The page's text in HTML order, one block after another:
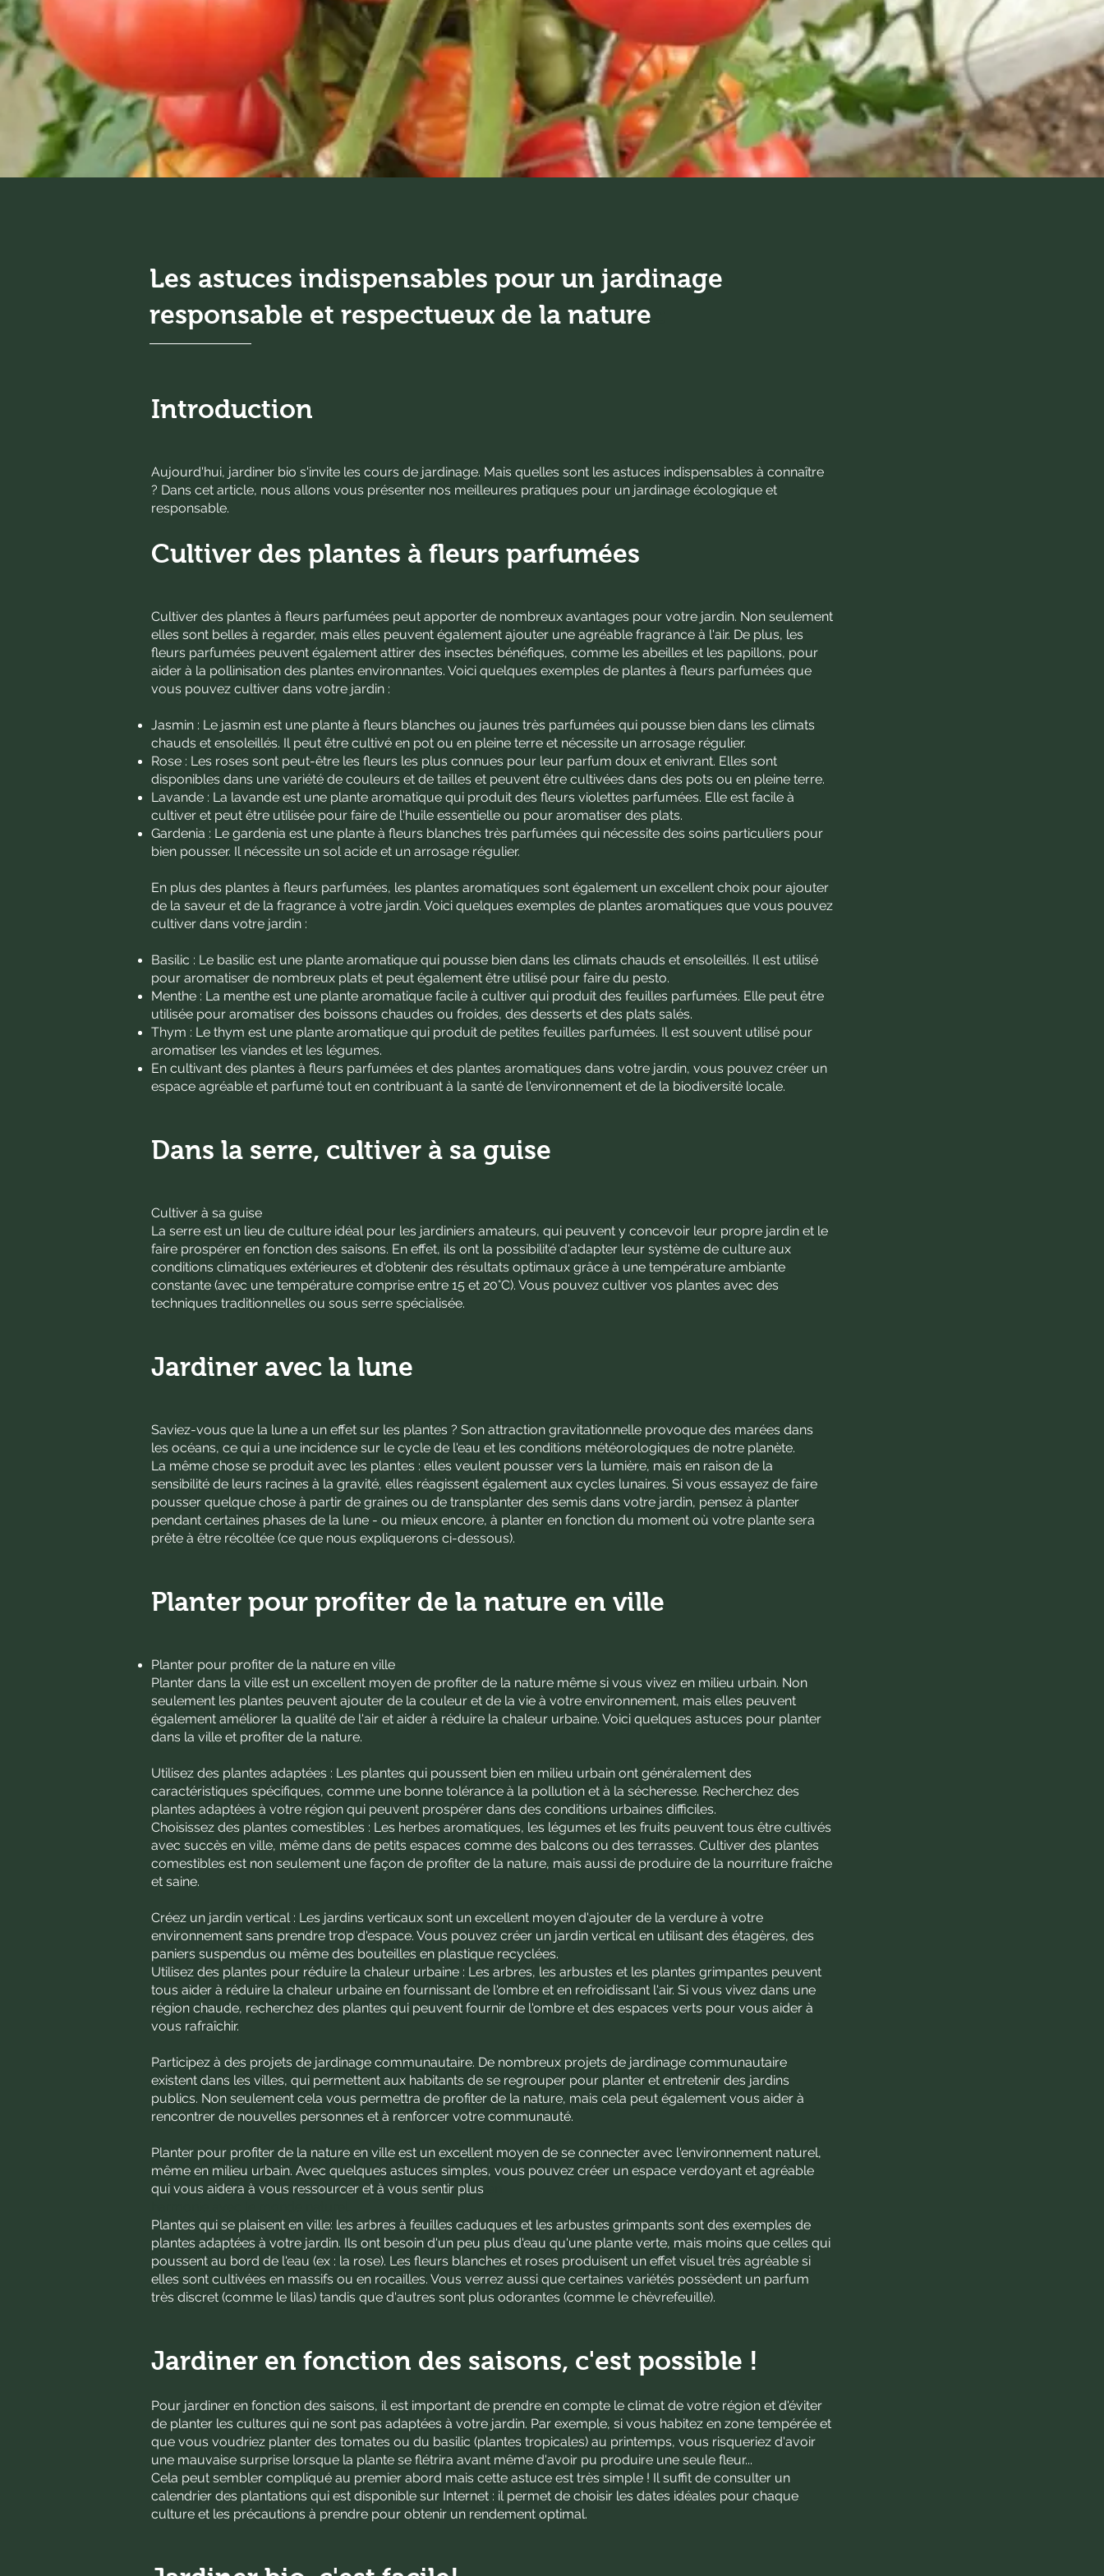
Les astuces indispensables pour un jardinage
responsable et respectueux de la nature
Introduction
Aujourd'hui, jardiner bio s'invite les cours de jardinage. Mais quelles sont les astuces indispensables à connaître
? Dans cet article, nous allons vous présenter nos meilleures pratiques pour un jardinage écologique et
responsable.
Cultiver des plantes à fleurs parfumées
Cultiver des plantes à fleurs parfumées peut apporter de nombreux avantages pour votre jardin. Non seulement
elles sont belles à regarder, mais elles peuvent également ajouter une agréable fragrance à l'air. De plus, les
fleurs parfumées peuvent également attirer des insectes bénéfiques, comme les abeilles et les papillons, pour
aider à la pollinisation des plantes environnantes. Voici quelques exemples de plantes à fleurs parfumées que
vous pouvez cultiver dans votre jardin :
Jasmin : Le jasmin est une plante à fleurs blanches ou jaunes très parfumées qui pousse bien dans les climats
chauds et ensoleillés. Il peut être cultivé en pot ou en pleine terre et nécessite un arrosage régulier.
Rose : Les roses sont peut-être les fleurs les plus connues pour leur parfum doux et enivrant. Elles sont
disponibles dans une variété de couleurs et de tailles et peuvent être cultivées dans des pots ou en pleine terre.
Lavande : La lavande est une plante aromatique qui produit des fleurs violettes parfumées. Elle est facile à
cultiver et peut être utilisée pour faire de l'huile essentielle ou pour aromatiser des plats.
Gardenia : Le gardenia est une plante à fleurs blanches très parfumées qui nécessite des soins particuliers pour
bien pousser. Il nécessite un sol acide et un arrosage régulier.
En plus des plantes à fleurs parfumées, les plantes aromatiques sont également un excellent choix pour ajouter
de la saveur et de la fragrance à votre jardin. Voici quelques exemples de plantes aromatiques que vous pouvez
cultiver dans votre jardin :
Basilic : Le basilic est une plante aromatique qui pousse bien dans les climats chauds et ensoleillés. Il est utilisé
pour aromatiser de nombreux plats et peut également être utilisé pour faire du pesto.
Menthe : La menthe est une plante aromatique facile à cultiver qui produit des feuilles parfumées. Elle peut être
utilisée pour aromatiser des boissons chaudes ou froides, des desserts et des plats salés.
Thym : Le thym est une plante aromatique qui produit de petites feuilles parfumées. Il est souvent utilisé pour
aromatiser les viandes et les légumes.
En cultivant des plantes à fleurs parfumées et des plantes aromatiques dans votre jardin, vous pouvez créer un
espace agréable et parfumé tout en contribuant à la santé de l'environnement et de la biodiversité locale.
Dans la serre, cultiver à sa guise
Cultiver à sa guise
La serre est un lieu de culture idéal pour les jardiniers amateurs, qui peuvent y concevoir leur propre jardin et le
faire prospérer en fonction des saisons. En effet, ils ont la possibilité d'adapter leur système de culture aux
conditions climatiques extérieures et d'obtenir des résultats optimaux grâce à une température ambiante
constante (avec une température comprise entre 15 et 20°C). Vous pouvez cultiver vos plantes avec des
techniques traditionnelles ou sous serre spécialisée.
Jardiner avec la lune
Saviez-vous que la lune a un effet sur les plantes ? Son attraction gravitationnelle provoque des marées dans
les océans, ce qui a une incidence sur le cycle de l'eau et les conditions météorologiques de notre planète.
La même chose se produit avec les plantes : elles veulent pousser vers la lumière, mais en raison de la
sensibilité de leurs racines à la gravité, elles réagissent également aux cycles lunaires. Si vous essayez de faire
pousser quelque chose à partir de graines ou de transplanter des semis dans votre jardin, pensez à planter
pendant certaines phases de la lune - ou mieux encore, à planter en fonction du moment où votre plante sera
prête à être récoltée (ce que nous expliquerons ci-dessous).
Planter pour profiter de la nature en ville
Planter pour profiter de la nature en ville
Planter dans la ville est un excellent moyen de profiter de la nature même si vous vivez en milieu urbain. Non
seulement les plantes peuvent ajouter de la couleur et de la vie à votre environnement, mais elles peuvent
également améliorer la qualité de l'air et aider à réduire la chaleur urbaine. Voici quelques astuces pour planter
dans la ville et profiter de la nature.
Utilisez des plantes adaptées : Les plantes qui poussent bien en milieu urbain ont généralement des
caractéristiques spécifiques, comme une bonne tolérance à la pollution et à la sécheresse. Recherchez des
plantes adaptées à votre région qui peuvent prospérer dans des conditions urbaines difficiles.
Choisissez des plantes comestibles : Les herbes aromatiques, les légumes et les fruits peuvent tous être cultivés
avec succès en ville, même dans de petits espaces comme des balcons ou des terrasses. Cultiver des plantes
comestibles est non seulement une façon de profiter de la nature, mais aussi de produire de la nourriture fraîche
et saine.
Créez un jardin vertical : Les jardins verticaux sont un excellent moyen d'ajouter de la verdure à votre
environnement sans prendre trop d'espace. Vous pouvez créer un jardin vertical en utilisant des étagères, des
paniers suspendus ou même des bouteilles en plastique recyclées.
Utilisez des plantes pour réduire la chaleur urbaine : Les arbres, les arbustes et les plantes grimpantes peuvent
tous aider à réduire la chaleur urbaine en fournissant de l'ombre et en refroidissant l'air. Si vous vivez dans une
région chaude, recherchez des plantes qui peuvent fournir de l'ombre et des espaces verts pour vous aider à
vous rafraîchir.
Participez à des projets de jardinage communautaire. De nombreux projets de jardinage communautaire
existent dans les villes, qui permettent aux habitants de se regrouper pour planter et entretenir des jardins
publics. Non seulement cela vous permettra de profiter de la nature, mais cela peut également vous aider à
rencontrer de nouvelles personnes et à renforcer votre communauté.
Planter pour profiter de la nature en ville est un excellent moyen de se connecter avec l'environnement naturel,
même en milieu urbain. Avec quelques astuces simples, vous pouvez créer un espace verdoyant et agréable
qui vous aidera à vous ressourcer et à vous sentir plus
Plantes qui se plaisent en ville: les arbres à feuilles caduques et les arbustes grimpants sont des exemples de
plantes adaptées à votre jardin. Ils ont besoin d'un peu plus d'eau qu'une plante verte, mais moins que celles qui
poussent au bord de l'eau (ex : la rose). Les fleurs blanches et roses produisent un effet visuel très agréable si
elles sont cultivées en massifs ou en rocailles. Vous verrez aussi que certaines variétés possèdent un parfum
très discret (comme le lilas) tandis que d'autres sont plus odorantes (comme le chèvrefeuille).
Jardiner en fonction des saisons, c'est possible !
Pour jardiner en fonction des saisons, il est important de prendre en compte le climat de votre région et d'éviter
de planter les cultures qui ne sont pas adaptées à votre jardin. Par exemple, si vous habitez en zone tempérée et
que vous voudriez planter des tomates ou du basilic (plantes tropicales) au printemps, vous risqueriez d'avoir
une mauvaise surprise lorsque la plante se flétrira avant même d'avoir pu produire une seule fleur...
Cela peut sembler compliqué au premier abord mais cette astuce est très simple ! Il suffit de consulter un
calendrier des plantations qui est disponible sur Internet : il permet de choisir les dates idéales pour chaque
culture et les précautions à prendre pour obtenir un rendement optimal.